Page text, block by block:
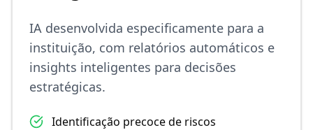
IA desenvolvida especificamente para a
instituição, com relatórios automáticos e
insights inteligentes para decisões
estratégicas.
Identificação precoce de riscos